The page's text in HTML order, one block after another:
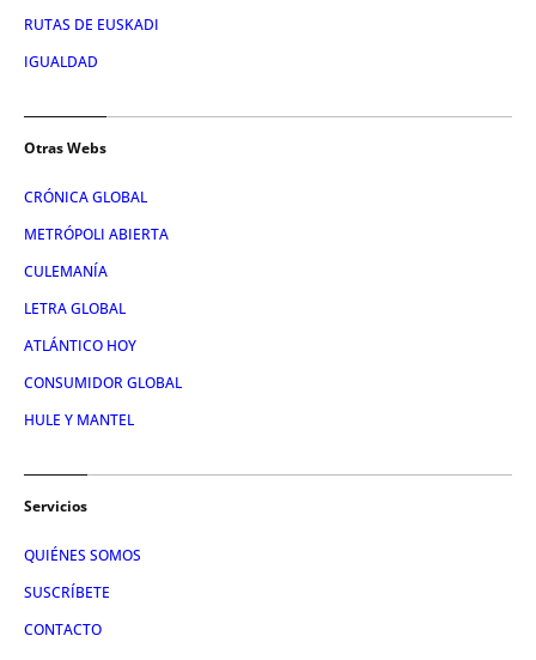
RUTAS DE EUSKADI
IGUALDAD
Otras Webs
CRÓNICA GLOBAL
METRÓPOLI ABIERTA
CULEMANÍA
LETRA GLOBAL
ATLÁNTICO HOY
CONSUMIDOR GLOBAL
HULE Y MANTEL
Servicios
QUIÉNES SOMOS
SUSCRÍBETE
CONTACTO